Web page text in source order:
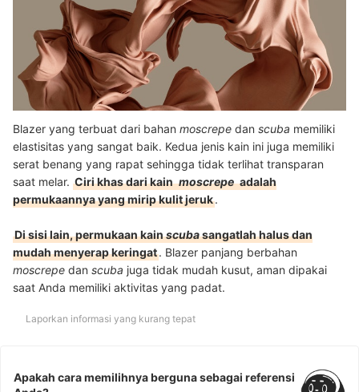
Blazer yang terbuat dari bahan moscrepe dan scuba memiliki
elastisitas yang sangat baik. Kedua jenis kain ini juga memiliki
serat benang yang rapat sehingga tidak terlihat transparan
saat melar. Ciri khas dari kain moscrepe adalah
permukaannya yang mirip kulit jeruk.
Di sisi lain, permukaan kainscubasangatlah halus dan
mudah menyerap keringat. Blazer panjang berbahan
moscrepe dan scuba juga tidak mudah kusut, aman dipakai
saat Anda memiliki aktivitas yang padat.
Laporkan informasi yang kurang tepat
Apakah cara memilihnya berguna sebagai referensi